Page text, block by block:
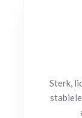
Sterk,